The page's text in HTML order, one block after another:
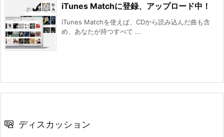
iTunes Matchに登録、アップロード中！
iTunes Matchを使えば、CDから読み込んだ曲も含
め、あなたが持つすべて ...
ディスカッション